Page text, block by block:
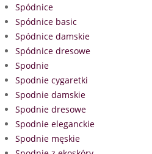
Spódnice
Spódnice basic
Spódnice damskie
Spódnice dresowe
Spodnie
Spodnie cygaretki
Spodnie damskie
Spodnie dresowe
Spodnie eleganckie
Spodnie męskie